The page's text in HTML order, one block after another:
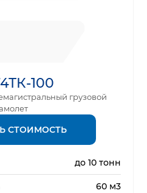
100
грузовой
СТОИМОСТЬ
до 10 тонн
60 м3